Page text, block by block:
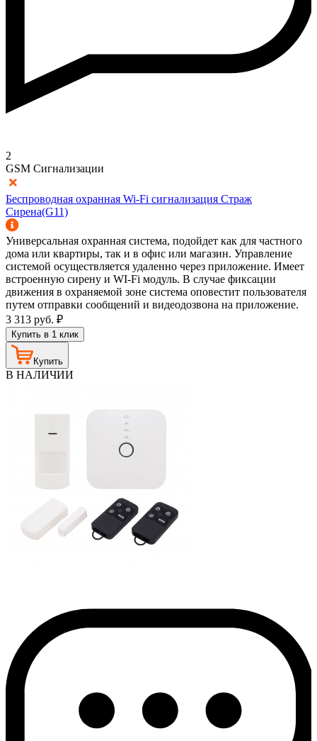
2
GSM Сигнализации
Беспроводная охранная Wi-Fi сигнализация Страж
Сирена(G11)
Универсальная охранная система, подойдет как для частного
дома или квартиры, так и в офис или магазин. Управление
системой осуществляется удаленно через приложение. Имеет
встроенную сирену и WI-Fi модуль. В случае фиксации
движения в охраняемой зоне система оповестит пользователя
путем отправки сообщений и видеодозвона на приложение.
3 313 руб. ₽
Купить в 1 клик
Купить
В НАЛИЧИИ